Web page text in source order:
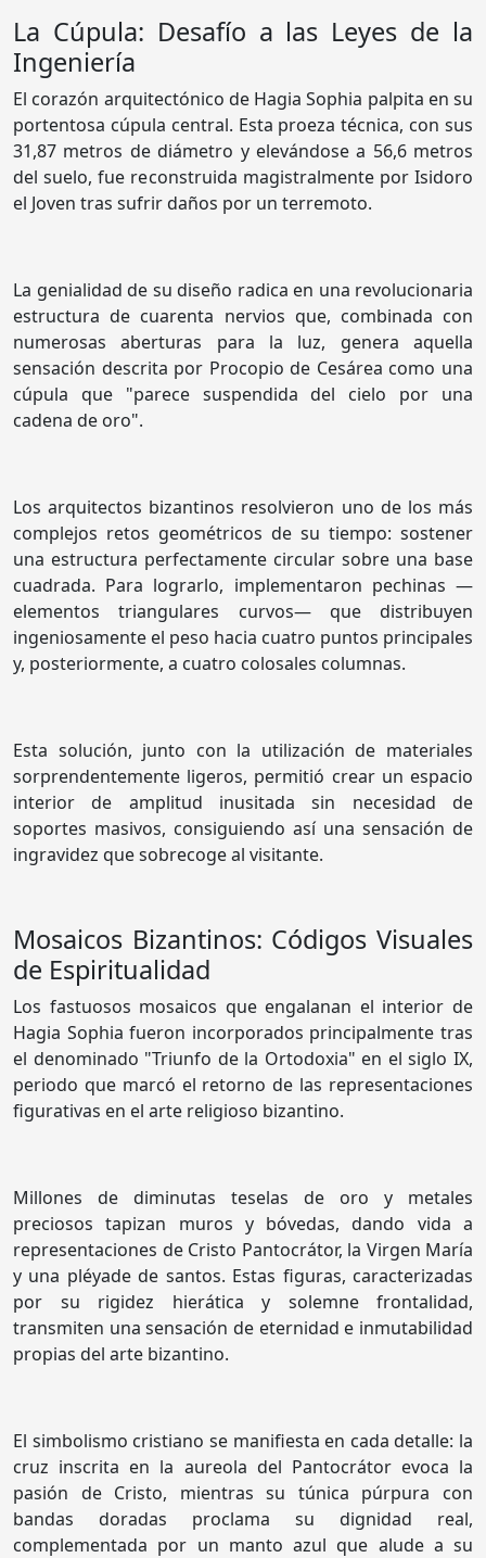
La Cúpula: Desafío a las Leyes de la
Ingeniería
El corazón arquitectónico de Hagia Sophia palpita en su
portentosa cúpula central. Esta proeza técnica, con sus
31,87 metros de diámetro y elevándose a 56,6 metros
del suelo, fue reconstruida magistralmente por Isidoro
el Joven tras sufrir daños por un terremoto.
La genialidad de su diseño radica en una revolucionaria
estructura de cuarenta nervios que, combinada con
numerosas aberturas para la luz, genera aquella
sensación descrita por Procopio de Cesárea como una
cúpula que "parece suspendida del cielo por una
cadena de oro".
Los arquitectos bizantinos resolvieron uno de los más
complejos retos geométricos de su tiempo: sostener
una estructura perfectamente circular sobre una base
cuadrada. Para lograrlo, implementaron pechinas —
elementos triangulares curvos— que distribuyen
ingeniosamente el peso hacia cuatro puntos principales
y, posteriormente, a cuatro colosales columnas.
Esta solución, junto con la utilización de materiales
sorprendentemente ligeros, permitió crear un espacio
interior de amplitud inusitada sin necesidad de
soportes masivos, consiguiendo así una sensación de
ingravidez que sobrecoge al visitante.
Mosaicos Bizantinos: Códigos Visuales
de Espiritualidad
Los fastuosos mosaicos que engalanan el interior de
Hagia Sophia fueron incorporados principalmente tras
el denominado "Triunfo de la Ortodoxia" en el siglo IX,
periodo que marcó el retorno de las representaciones
figurativas en el arte religioso bizantino.
Millones de diminutas teselas de oro y metales
preciosos tapizan muros y bóvedas, dando vida a
representaciones de Cristo Pantocrátor, la Virgen María
y una pléyade de santos. Estas figuras, caracterizadas
por su rigidez hierática y solemne frontalidad,
transmiten una sensación de eternidad e inmutabilidad
propias del arte bizantino.
El simbolismo cristiano se manifiesta en cada detalle: la
cruz inscrita en la aureola del Pantocrátor evoca la
pasión de Cristo, mientras su túnica púrpura con
bandas doradas proclama su dignidad real,
complementada por un manto azul que alude a su